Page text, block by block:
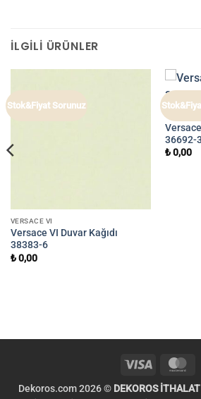
İLGILI ÜRÜNLER
Stok&Fiyat Sorunuz
VERSACE VI
Versace VI Duvar Kağıdı
38383-6
₺0,00
VERSACE
36692-3
₺0,00
Visa
Dekoros.com 2026 © DEKOROS